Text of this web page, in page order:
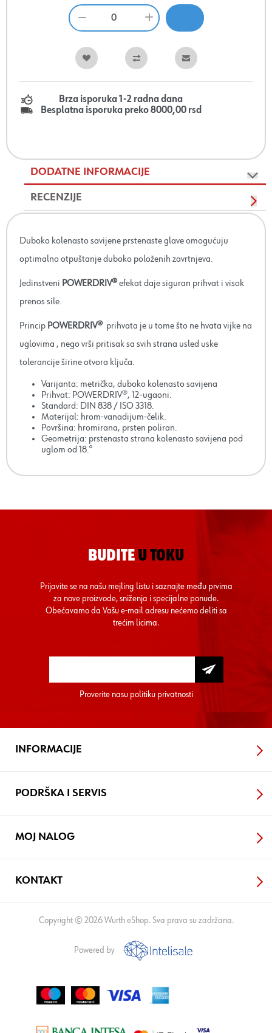
Brza isporuka 1-2 radna dana
Besplatna isporuka preko 8000,00 rsd
DODATNE INFORMACIJE
RECENZIJE
Duboko kolenasto savijene prstenaste glave omogućuju
optimalno otpuštanje duboko položenih zavrtnjeva.
Jedinstveni POWERDRIV®efekat daje siguran prihvat i visok
prenos sile.
Princip POWERDRIV® prihvata je u tome što ne hvata vijke na
uglovima , nego vrši pritisak sa svih strana usled uske
tolerancije širine otvora ključa.
Varijanta: metrička, duboko kolenasto savijena
Prihvat: POWERDRIV®, 12-ugaoni.
Standard: DIN 838 / ISO 3318.
Materijal: hrom-vanadijum-čelik.
Površina: hromirana, prsten poliran.
Geometrija: prstenasta strana kolenasto savijena pod
uglom od 18.°
BUDITE U TOKU
Prijavite se na našu mejling listu i saznajte među prvima
za nove proizvode, sniženja i specijalne ponude.
Obećavamo da Vašu e-mail adresu nećemo deliti sa
trećim licima.
Proverite nasu politiku privatnosti
INFORMACIJE
PODRŠKA I SERVIS
MOJ NALOG
KONTAKT
Copyright © 2026 Wurth eShop. Sva prava su zadržana.
Powered by